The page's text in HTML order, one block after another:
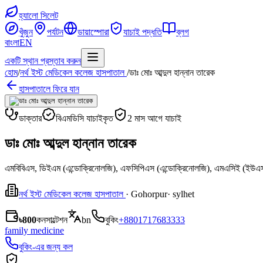
হ্যালো সিলেট
খুঁজুন
পর্যটন ডায়াস্পোরা যাচাই পদ্ধতি
ব্লগ
বাংলাEN
একটি স্থান প্রস্তাব করুন
হোম/নর্থ ইস্ট মেডিকেল কলেজ হাসপাতাল/ডাঃ মোঃ আব্দুল হান্নান তারেক
হাসপাতালে ফিরে যান
ডাক্তার বিএমডিসি যাচাইকৃত 2 মাস আগে যাচাই
ডাঃ মোঃ আব্দুল হান্নান তারেক
এমবিবিএস, ডিইএম (এন্ডোক্রিনোলজি), এফসিপিএস (এন্ডোক্রিনোলজি), এমএসিই
নর্থ ইস্ট মেডিকেল কলেজ হাসপাতাল · Gohorpur· sylhet
৳800কনসাল্টেশন bn বুকিং+8801717683333
family medicine
বুকিং-এর জন্য কল